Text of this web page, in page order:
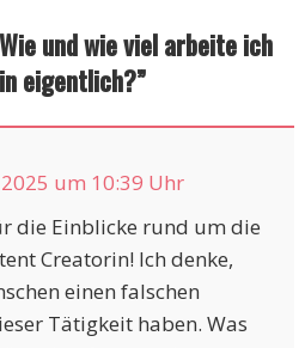
und wie viel arbeite ich
eigentlich?”
um 10:39 Uhr
die Einblicke rund um die
Creatorin! Ich denke,
einen falschen
Tätigkeit haben. Was